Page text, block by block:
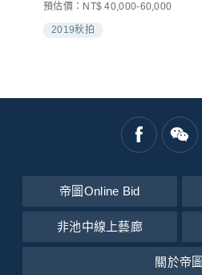
預估價：NT$ 40,000-60,000
2019秋拍
帝圖Online Bid
非池中線上藝廊
關於帝圖